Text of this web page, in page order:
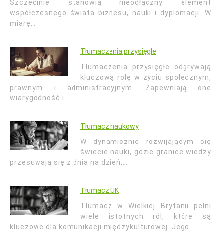
Szczecinie stanowią nieodłączny element
współczesnego świata biznesu, nauki i dyplomacji. W
miarę…
Tłumaczenia przysięgłe
Tłumaczenia przysięgłe odgrywają
kluczową rolę w życiu społecznym,
prawnym i administracyjnym. Zapewniają one
wiarygodność i…
Tłumacz naukowy
W dynamicznie rozwijającym się
świecie nauki, gdzie granice wiedzy
przesuwają się z dnia na dzień,…
Tłumacz UK
Tłumacz w Wielkiej Brytanii pełni
wiele istotnych ról, które są
kluczowe dla komunikacji międzykulturowej. Jego…